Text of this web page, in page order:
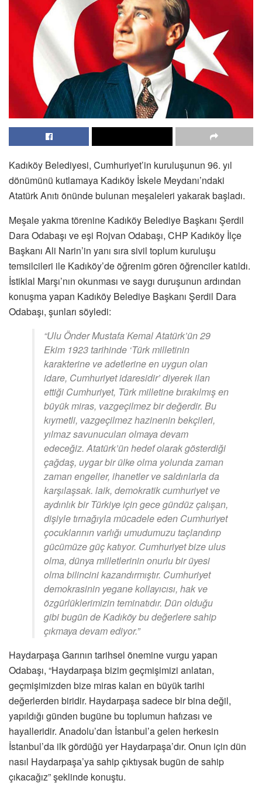
Kadıköy Belediyesi, Cumhuriyet’in kuruluşunun 96. yıl
dönümünü kutlamaya Kadıköy İskele Meydanı’ndaki
Atatürk Anıtı önünde bulunan meşaleleri yakarak başladı.
Meşale yakma törenine Kadıköy Belediye Başkanı Şerdil
Dara Odabaşı ve eşi Rojvan Odabaşı, CHP Kadıköy İlçe
Başkanı Ali Narin’in yanı sıra sivil toplum kuruluşu
temsilcileri ile Kadıköy’de öğrenim gören öğrenciler katıldı.
İstiklal Marşı’nın okunması ve saygı duruşunun ardından
konuşma yapan Kadıköy Belediye Başkanı Şerdil Dara
Odabaşı, şunları söyledi:
“Ulu Önder Mustafa Kemal Atatürk’ün 29
Ekim 1923 tarihinde ‘Türk milletinin
karakterine ve adetlerine en uygun olan
idare, Cumhuriyet idaresidir’ diyerek ilan
ettiği Cumhuriyet, Türk milletine bırakılmış en
büyük miras, vazgeçilmez bir değerdir. Bu
kıymetli, vazgeçilmez hazinenin bekçileri,
yılmaz savunucuları olmaya devam
edeceğiz. Atatürk’ün hedef olarak gösterdiği
çağdaş, uygar bir ülke olma yolunda zaman
zaman engeller, ihanetler ve saldırılarla da
karşılaşsak. laik, demokratik cumhuriyet ve
aydınlık bir Türkiye için gece gündüz çalışan,
dişiyle tırnağıyla mücadele eden Cumhuriyet
çocuklarının varlığı umudumuzu taçlandırıp
gücümüze güç katıyor. Cumhuriyet bize ulus
olma, dünya milletlerinin onurlu bir üyesi
olma bilincini kazandırmıştır. Cumhuriyet
demokrasinin yegane kollayıcısı, hak ve
özgürlüklerimizin teminatıdır. Dün olduğu
gibi bugün de Kadıköy bu değerlere sahip
çıkmaya devam ediyor.”
Haydarpaşa Garının tarihsel önemine vurgu yapan
Odabaşı, “Haydarpaşa bizim geçmişimizi anlatan,
geçmişimizden bize miras kalan en büyük tarihi
değerlerden biridir. Haydarpaşa sadece bir bina değil,
yapıldığı günden bugüne bu toplumun hafızası ve
hayalleridir. Anadolu’dan İstanbul’a gelen herkesin
İstanbul’da ilk gördüğü yer Haydarpaşa’dır. Onun için dün
nasıl Haydarpaşa’ya sahip çıktıysak bugün de sahip
çıkacağız” şeklinde konuştu.